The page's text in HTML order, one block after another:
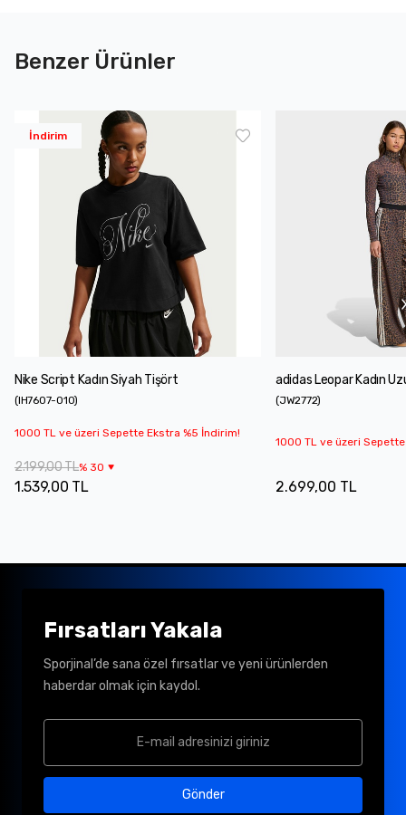
Benzer Ürünler
İndirim
Nike Script Kadın Siyah Tişört
(IH7607-010)
1000 TL ve üzeri Sepette Ekstra %5 İndirim!
2.199,00 TL% 30
1.539,00 TL
adidas Leopar Kadın
(JW2772)
1000 TL ve üzeri
2.699,00 TL
Fırsatları Yakala
Sporjinal’de sana özel fırsatlar ve yeni ürünlerden
haberdar olmak için kaydol.
Gönder